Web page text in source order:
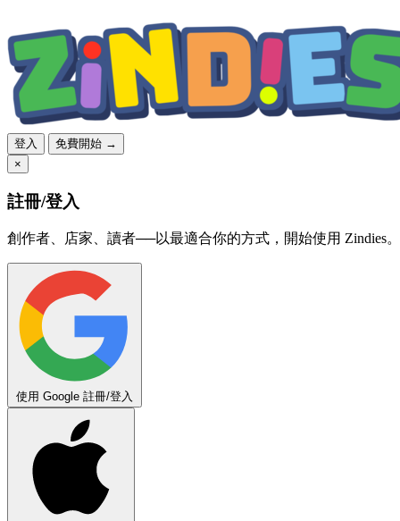
登入
免費開始 →
×
註冊/登入
創作者、店家、讀者──以最適合你的方式，開始使用 Zindies。
使用 Google 註冊/登入